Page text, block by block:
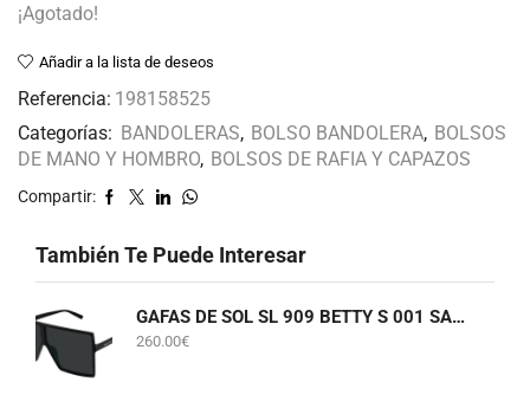
¡Agotado!
Añadir a la lista de deseos
Referencia: 198158525
Categorías: BANDOLERAS, BOLSO BANDOLERA, BOLSOS
DE MANO Y HOMBRO, BOLSOS DE RAFIA Y CAPAZOS
Compartir:
También Te Puede Interesar
GAFAS DE SOL SL 909 BETTY S 001 SAINT LAURENT
260.00€